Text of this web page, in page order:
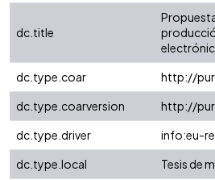
dc.title
dc.type.coar
http://
dc.type.coarversion
http://
dc.type.driver
info:eu-
dc.type.local
Tesis de